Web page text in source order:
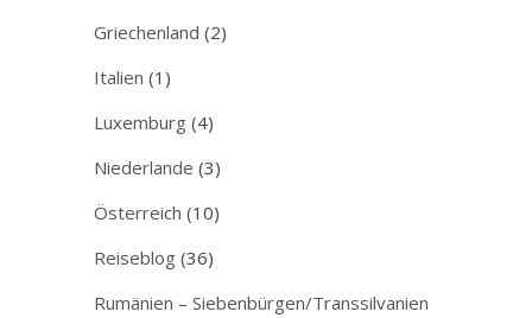
Griechenland (2)
Italien (1)
Luxemburg (4)
Niederlande (3)
Österreich (10)
Reiseblog (36)
Rumänien – Siebenbürgen/Transsilvanien